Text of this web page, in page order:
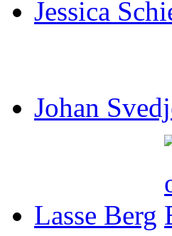
Jessica
Johan
Lasse Berg